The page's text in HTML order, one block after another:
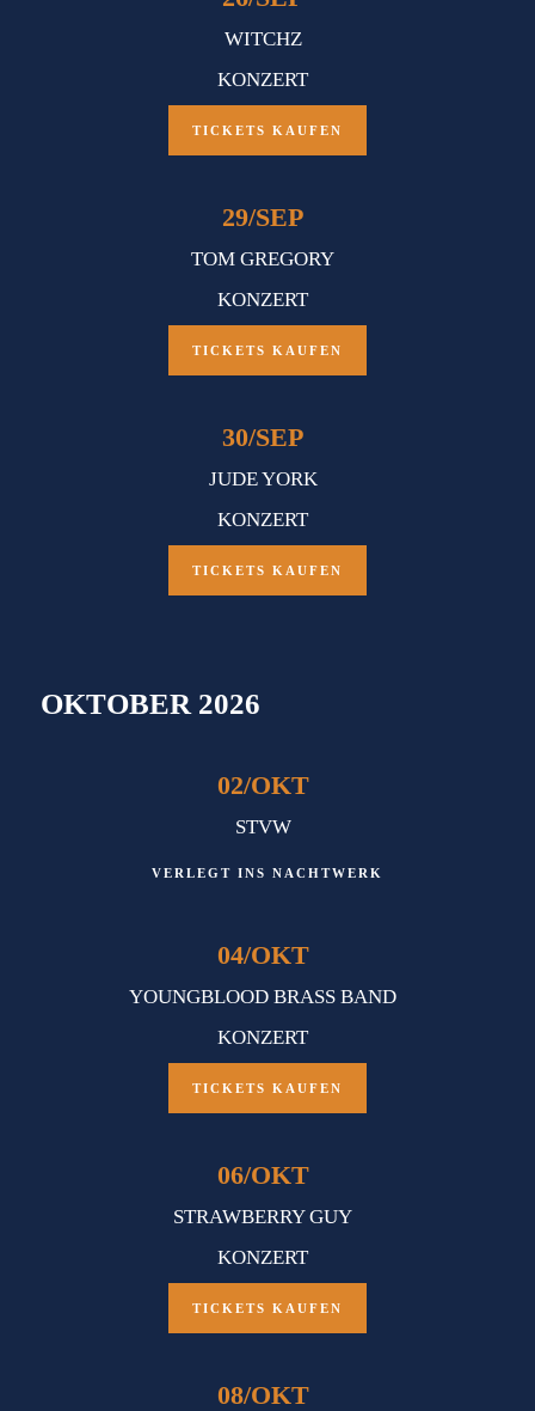
WITCHZ
KONZERT
TICKETS KAUFEN
29/SEP
TOM GREGORY
KONZERT
TICKETS KAUFEN
30/SEP
JUDE YORK
KONZERT
TICKETS KAUFEN
OKTOBER 2026
02/OKT
STVW
VERLEGT INS NACHTWERK
04/OKT
YOUNGBLOOD BRASS BAND
KONZERT
TICKETS KAUFEN
06/OKT
STRAWBERRY GUY
KONZERT
TICKETS KAUFEN
08/OKT